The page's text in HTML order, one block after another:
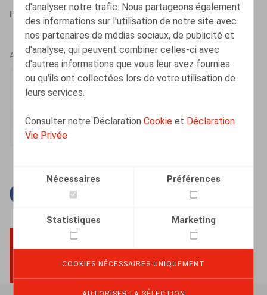
d'analyser notre trafic. Nous partageons également
des informations sur l'utilisation de notre site avec
nos partenaires de médias sociaux, de publicité et
d'analyse, qui peuvent combiner celles-ci avec
d'autres informations que vous leur avez fournies
ou qu'ils ont collectées lors de votre utilisation de
leurs services.
Consulter notre DéclarationCookie et Déclaration
Vie Privée
Nécessaires Préférences
Statistiques Marketing
COOKIES NÉCESSAIRES UNIQUEMENT
AUTORISER LA SÉLECTION
Politeia, 2024, 75 p.
AUTEURS
Nele Gysemans
Facebook
TwitterLinkedin
BACK TO TOP